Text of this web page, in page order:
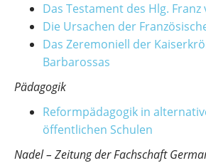
Das Testament des Hlg. Franz
Die Ursachen der
Das Zeremoniell der
Barbarossas
Pädagogik
Reformpädagogik in
öffentlichen Schulen
Nadel – Zeitung der Fachschaft